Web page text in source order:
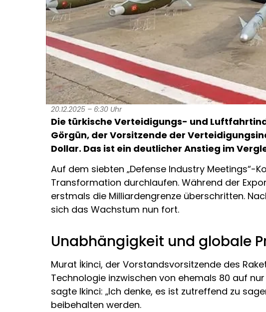
20.12.2025 – 6:30 Uhr
Die türkische Verteidigungs- und
Görgün, der Vorsitzende der
Dollar. Das ist ein deutlicher Anstieg im
Auf dem siebten „Defense Industry Meetings“-
Transformation durchlaufen. Während der
erstmals die Milliardengrenze überschritten.
sich das Wachstum nun fort.
Unabhängigkeit und globale
Murat İkinci, der Vorstandsvorsitzende des
Technologie inzwischen von ehemals 80 auf
sagte Ikinci: „Ich denke, es ist zutreffend zu
beibehalten werden.